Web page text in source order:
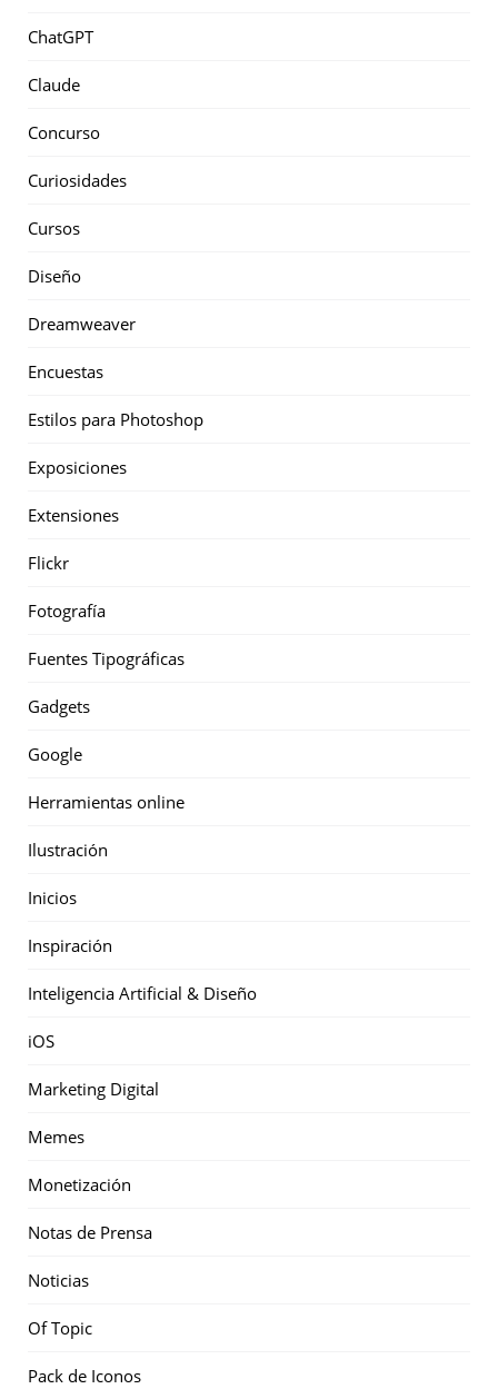
ChatGPT
Claude
Concurso
Curiosidades
Cursos
Diseño
Dreamweaver
Encuestas
Estilos para Photoshop
Exposiciones
Extensiones
Flickr
Fotografía
Fuentes Tipográficas
Gadgets
Google
Herramientas online
Ilustración
Inicios
Inspiración
Inteligencia Artificial & Diseño
iOS
Marketing Digital
Memes
Monetización
Notas de Prensa
Noticias
Of Topic
Pack de Iconos